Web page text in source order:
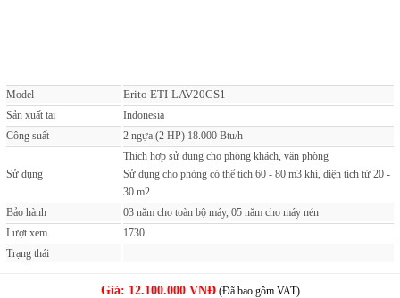
Model Erito ETI-LAV20CS1
Sản xuất tại
Indonesia
Công suất
2 ngựa (2 HP) 18.000 Btu/h
Sử dụng
Thích hợp sử dụng cho phòng khách, văn phòng
Sử dụng cho phòng có thể tích 60 - 80 m3 khí, diện tích từ 20 -
30 m2
Bảo hành
03 năm cho toàn bộ máy, 05 năm cho máy nén
Lượt xem
1730
Trạng thái
Giá: 12.100.000 VNĐ(Đã bao gồm VAT)